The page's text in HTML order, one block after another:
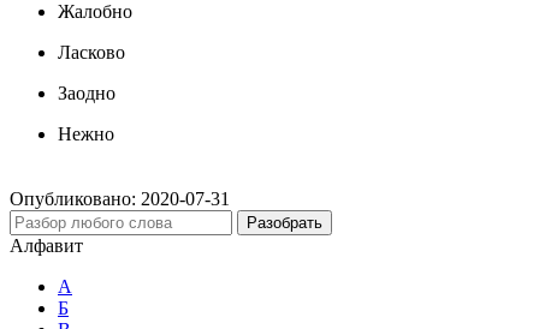
Жалобно
Ласково
Заодно
Нежно
Опубликовано: 2020-07-31
Разобрать
Алфавит
А
Б